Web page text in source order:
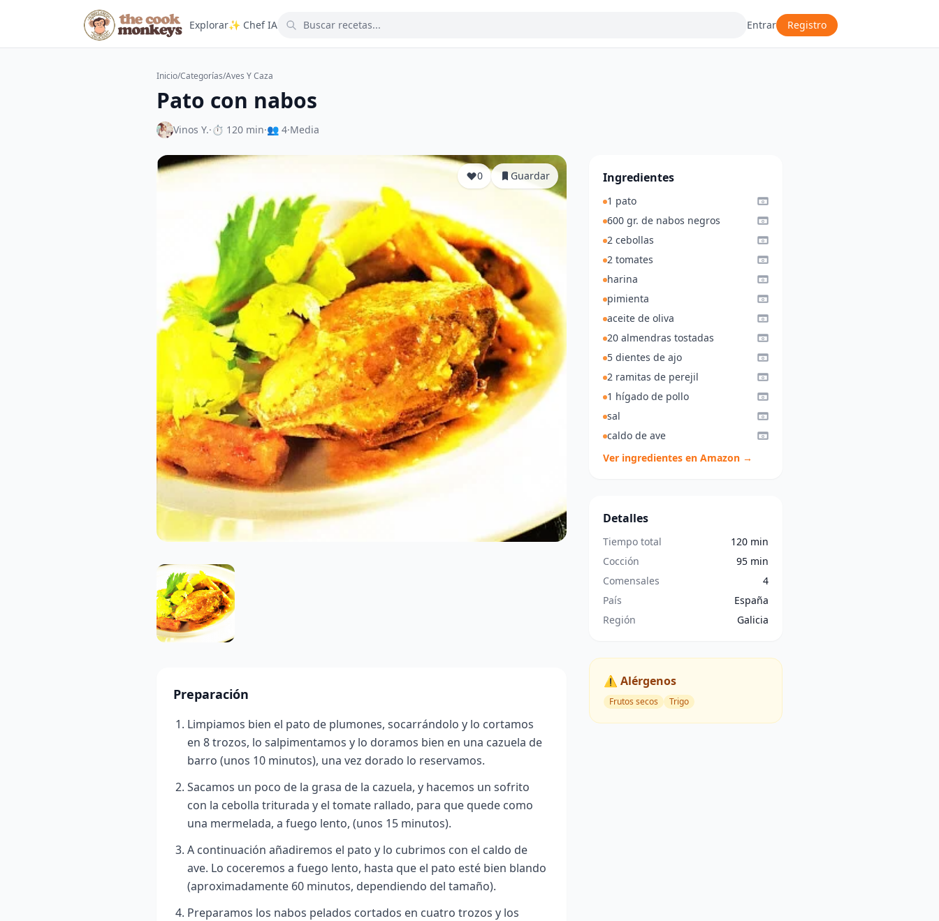
Explorar✨ Chef IA Entrar Registro
Inicio/Categorías/Aves Y Caza
Pato con nabos
Vinos Y.·⏱ 120 min·👥 4·Media
0 Guardar
Preparación
Limpiamos bien el pato de plumones, socarrándolo y lo cortamos
en 8 trozos, lo salpimentamos y lo doramos bien en una cazuela de
barro (unos 10 minutos), una vez dorado lo reservamos.
Sacamos un poco de la grasa de la cazuela, y hacemos un sofrito
con la cebolla triturada y el tomate rallado, para que quede como
una mermelada, a fuego lento, (unos 15 minutos).
A continuación añadiremos el pato y lo cubrimos con el caldo de
ave. Lo coceremos a fuego lento, hasta que el pato esté bien blando
(aproximadamente 60 minutos, dependiendo del tamaño).
Preparamos los nabos pelados cortados en cuatro trozos y los
Ingredientes
1 pato
600 gr. de nabos negros
2 cebollas
2 tomates
harina
pimienta
aceite de oliva
20 almendras tostadas
5 dientes de ajo
2 ramitas de perejil
1 hígado de pollo
sal
caldo de ave
Ver ingredientes en Amazon →
Detalles
Tiempo total
120 min
Cocción
95 min
Comensales
4
País
España
Región
Galicia
⚠️ Alérgenos
Frutos secos Trigo